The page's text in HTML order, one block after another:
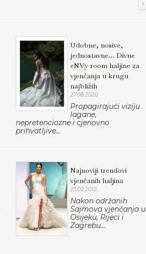
Udobne, nosive,
jednostavne... Divne
eNVy room haljine za
vjenčanja u krugu
najbližih
27.08.2020.
Propagirajući viziju
lagane,
nepretenciozne i cjenovno
prihvatljive...
Najnoviji trendovi
vjenčanih haljina
23.02.2012.
Nakon održanih
Sajmova vjenčanja u
Osijeku, Rijeci i
Zagrebu...